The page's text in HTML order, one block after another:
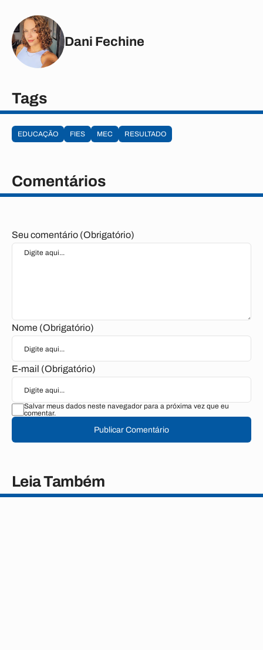
Dani Fechine
Tags
EDUCAÇÃO FIES MEC RESULTADO
Comentários
Seu comentário (Obrigatório)
Nome (Obrigatório)
E-mail (Obrigatório)
Salvar meus dados neste navegador para a próxima vez que eu
comentar.
Publicar Comentário
Leia Também